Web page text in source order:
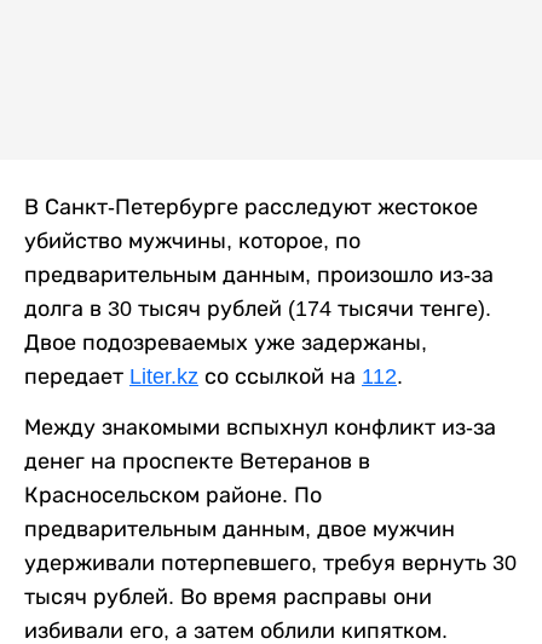
В Санкт-Петербурге расследуют жестокое
убийство мужчины, которое, по
предварительным данным, произошло из-за
долга в 30 тысяч рублей (174 тысячи тенге).
Двое подозреваемых уже задержаны,
передает Liter.kz со ссылкой на 112.
Между знакомыми вспыхнул конфликт из-за
денег на проспекте Ветеранов в
Красносельском районе. По
предварительным данным, двое мужчин
удерживали потерпевшего, требуя вернуть 30
тысяч рублей. Во время расправы они
избивали его, а затем облили кипятком.